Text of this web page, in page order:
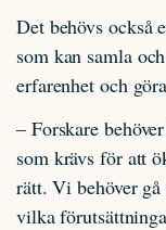
Det behövs också
som kan samla
erfarenhet och
– Forskare
som krävs för att
rätt. Vi behöver
vilka